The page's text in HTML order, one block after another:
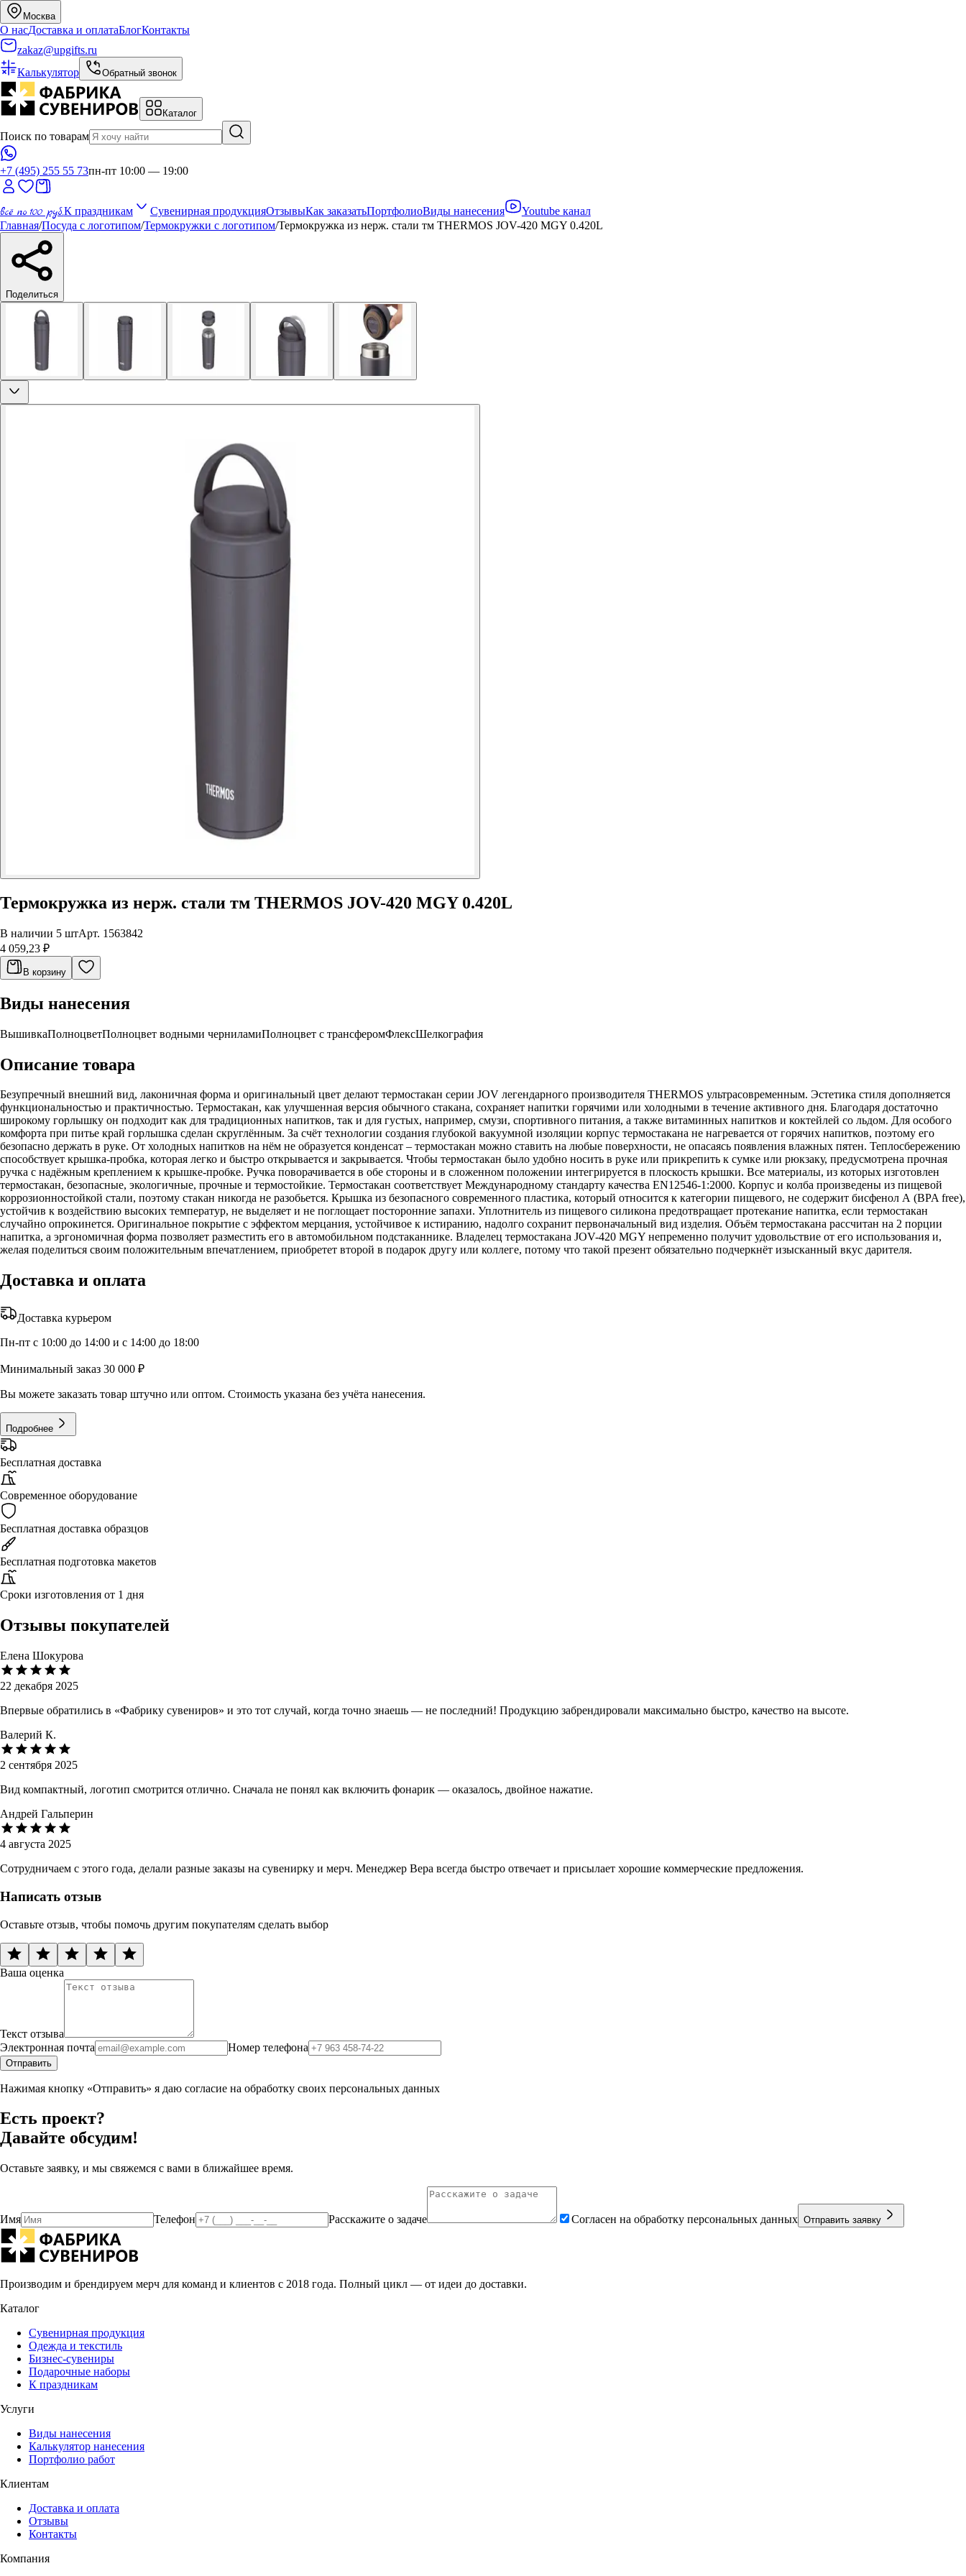
Москва
О насДоставка и оплатаБлогКонтакты
zakaz@upgifts.ru
Калькулятор
Обратный звонок
Каталог
Поиск по товарам
+7 (495) 255 55 73пн-пт 10:00 — 19:00
всё по 100 руб.К праздникам Сувенирная продукцияОтзывыКак заказатьПортфолиоВиды нанесения
Youtube канал
Главная/Посуда с логотипом/Термокружки с логотипом/Термокружка из нерж. стали тм THERMOS JOV-420 MGY 0.420L
Поделиться
Термокружка из нерж. стали тм THERMOS JOV-420 MGY 0.420L
В наличии 5 штАрт. 1563842
4 059,23 ₽
В корзину
Виды нанесения
ВышивкаПолноцветПолноцвет водными черниламиПолноцвет с трансферомФлексШелкография
Описание товара
Безупречный внешний вид, лаконичная форма и оригинальный цвет делают термостакан серии JOV легендарного производителя THERMOS ультрасовременным. Эстетика стиля дополняется
функциональностью и практичностью. Термостакан, как улучшенная версия обычного стакана, сохраняет напитки горячими или холодными в течение активного дня. Благодаря достаточно
широкому горлышку он подходит как для традиционных напитков, так и для густых, например, смузи, спортивного питания, а также витаминных напитков и коктейлей со льдом. Для особого
комфорта при питье край горлышка сделан скруглённым. За счёт технологии создания глубокой вакуумной изоляции корпус термостакана не нагревается от горячих напитков, поэтому его
безопасно держать в руке. От холодных напитков на нём не образуется конденсат – термостакан можно ставить на любые поверхности, не опасаясь появления влажных пятен. Теплосбережению
способствует крышка-пробка, которая легко и быстро открывается и закрывается. Чтобы термостакан было удобно носить в руке или прикрепить к сумке или рюкзаку, предусмотрена прочная
ручка с надёжным креплением к крышке-пробке. Ручка поворачивается в обе стороны и в сложенном положении интегрируется в плоскость крышки. Все материалы, из которых изготовлен
термостакан, безопасные, экологичные, прочные и термостойкие. Термостакан соответствует Международному стандарту качества EN12546-1:2000. Корпус и колба произведены из пищевой
коррозионностойкой стали, поэтому стакан никогда не разобьется. Крышка из безопасного современного пластика, который относится к категории пищевого, не содержит бисфенол А (BPA free),
устойчив к воздействию высоких температур, не выделяет и не поглощает посторонние запахи. Уплотнитель из пищевого силикона предотвращает протекание напитка, если термостакан
случайно опрокинется. Оригинальное покрытие с эффектом мерцания, устойчивое к истиранию, надолго сохранит первоначальный вид изделия. Объём термостакана рассчитан на 2 порции
напитка, а эргономичная форма позволяет разместить его в автомобильном подстаканнике. Владелец термостакана JOV-420 MGY непременно получит удовольствие от его использования и,
желая поделиться своим положительным впечатлением, приобретет второй в подарок другу или коллеге, потому что такой презент обязательно подчеркнёт изысканный вкус дарителя.
Доставка и оплата
Доставка курьером
Пн-пт с 10:00 до 14:00 и с 14:00 до 18:00
Минимальный заказ 30 000 ₽
Вы можете заказать товар штучно или оптом. Стоимость указана без учёта нанесения.
Подробнее
Бесплатная доставка
Современное оборудование
Бесплатная доставка образцов
Бесплатная подготовка макетов
Сроки изготовления от 1 дня
Отзывы покупателей
Елена Шокурова
22 декабря 2025
Впервые обратились в «Фабрику сувениров» и это тот случай, когда точно знаешь — не последний! Продукцию забрендировали максимально быстро, качество на высоте.
Валерий К.
2 сентября 2025
Вид компактный, логотип смотрится отлично. Сначала не понял как включить фонарик — оказалось, двойное нажатие.
Андрей Гальперин
4 августа 2025
Сотрудничаем с этого года, делали разные заказы на сувенирку и мерч. Менеджер Вера всегда быстро отвечает и присылает хорошие коммерческие предложения.
Написать отзыв
Оставьте отзыв, чтобы помочь другим покупателям сделать выбор
Ваша оценка
Текст отзыва
Электронная почта
Номер телефона
Отправить
Нажимая кнопку «Отправить» я даю согласие на обработку своих персональных данных
Есть проект?
Давайте обсудим!
Оставьте заявку, и мы свяжемся с вами в ближайшее время.
Имя Телефон Расскажите о задаче Согласен на обработку персональных данных Отправить заявку
Производим и брендируем мерч для команд и клиентов с 2018 года. Полный цикл — от идеи до доставки.
Каталог
Сувенирная продукция
Одежда и текстиль
Бизнес-сувениры
Подарочные наборы
К праздникам
Услуги
Виды нанесения
Калькулятор нанесения
Портфолио работ
Клиентам
Доставка и оплата
Отзывы
Контакты
Компания